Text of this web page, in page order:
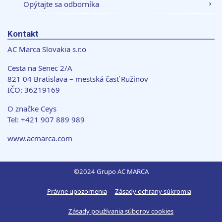
môžu príslušné informácie skombinovať s ďalšími
Opýtajte sa odborníka
Kontakt
AC Marca Slovakia s.r.o
Cesta na Senec 2/A
821 04 Bratislava – mestská časť Ružinov
IČO: 36219169
O značke Ceys
Tel: +421 907 889 989
www.acmarca.com
©2024 Grupo AC MARCA
Právne upozornenia Zásady ochrany súkromia
Zásady používania súborov cookies